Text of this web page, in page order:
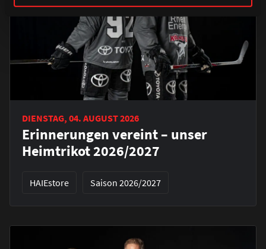
DIENSTAG, 04. AUGUST 2026
Erinnerungen vereint – unser
Heimtrikot 2026/2027
HAIEstore Saison 2026/2027